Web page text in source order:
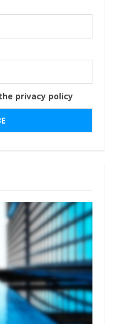
privacy policy